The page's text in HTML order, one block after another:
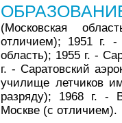
(Московская
отличием); 1951 г.
область); 1955 г. -
г. - Саратовский
училище летчиков
разряду); 1968 г. -
Москве (с отличием).